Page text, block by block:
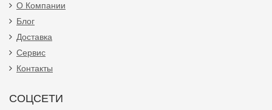
О Компании
Блог
Доставка
Сервис
Контакты
СОЦСЕТИ